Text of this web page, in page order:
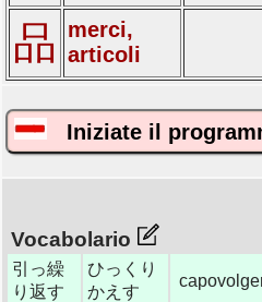
品
merci,
articoli
Iniziate il
Vocabolario
引っ繰
り返す
ひっくり
かえす